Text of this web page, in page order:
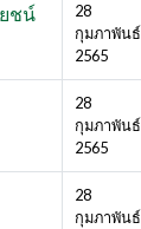
ชน์
28
กุมภาพันธ์
2565
28
กุมภาพันธ์
2565
28
กุมภาพันธ์